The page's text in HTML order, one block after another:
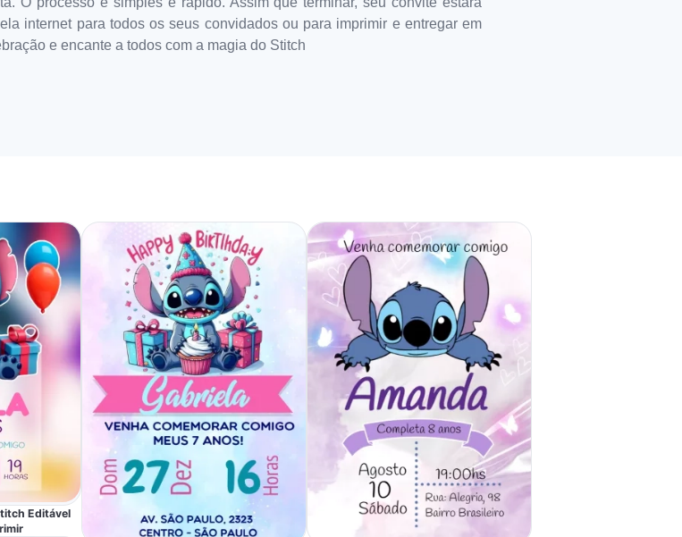
internet para todos os seus convidados ou para imprimir e entregar em
e encante a todos com a magia do Stitch
Editável